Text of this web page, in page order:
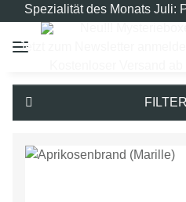
Spezialität des Monats Juli:
Jetzt zum Newsletter